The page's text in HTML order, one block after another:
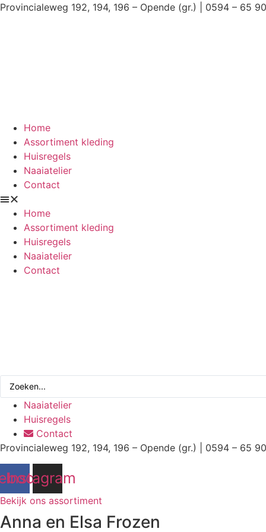
Ga
Provincialeweg 192, 194, 196 – Opende (gr.) | 0594 – 65
Home
Assortiment kleding
Huisregels
Naaiatelier
Contact
Home
Assortiment kleding
Huisregels
Naaiatelier
Contact
Search
Naaiatelier
Huisregels
Contact
Provincialeweg 192, 194, 196 – Opende (gr.) | 0594 – 65
Instagram
Bekijk ons assortiment
Anna en Elsa Frozen